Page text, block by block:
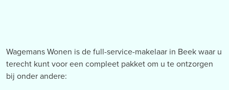
Wagemans Wonen is de full-service-makelaar in Beek waar u
terecht kunt voor een compleet pakket om u te ontzorgen
bij onder andere: